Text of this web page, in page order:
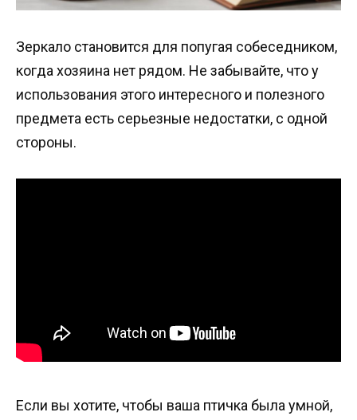
Зеркало становится для попугая собеседником,
когда хозяина нет рядом. Не забывайте, что у
использования этого интересного и полезного
предмета есть серьезные недостатки, с одной
стороны.
Если вы хотите, чтобы ваша птичка была умной,